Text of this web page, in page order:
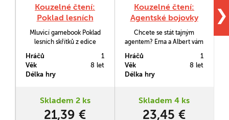
Kouzelné čtení:
Poklad lesních
skřítků (gamebook)
Mluvicí gamebook Poklad
lesních skřítků z edice
do světa lesních skřítků, kde
dobrodružství při hledání
pokladu. Samy rozhodnou o
odehraje.
Hráčů
1
Věk
8 let
Délka hry
Skladem 2 ks
21,39 €
Kouzelné čtení:
Agentské bojovky
(hra)
Chcete se stát tajným
agentem? Ema a Albert vám
šifrovat tajné zprávy a
pracovat s detektorem lži.
S interaktivní hrou Agentské
čtení se z dětí na chvíli
mohou vybrat jednu ze tří
Hráčů
1
Věk
8 let
Délka hry
Skladem 4 ks
23,45 €
❯